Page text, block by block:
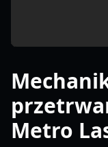
Metro